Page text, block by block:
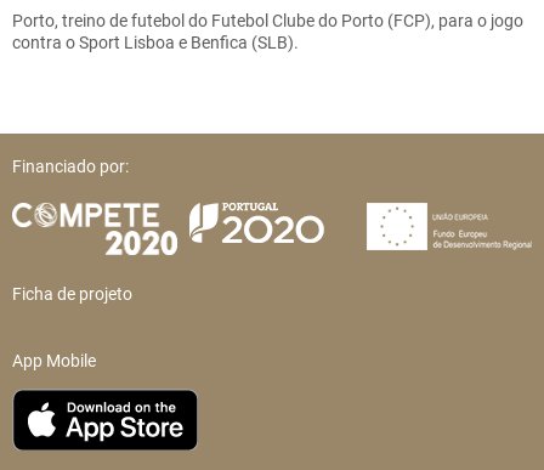
Porto, treino de futebol do Futebol Clube do Porto (FCP), para o jogo
contra o Sport Lisboa e Benfica (SLB).
Financiado por:
Ficha de projeto
App Mobile